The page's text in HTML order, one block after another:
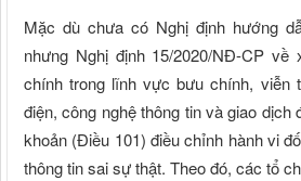
Mặc dù chưa có Nghị định hướng
nhưng Nghị định 15/2020/NĐ-CP
chính trong lĩnh vực bưu chính, viễn
điện, công nghệ thông tin và giao dịch
khoản (Điều 101) điều chỉnh hành vi
thông tin sai sự thật. Theo đó, các tổ